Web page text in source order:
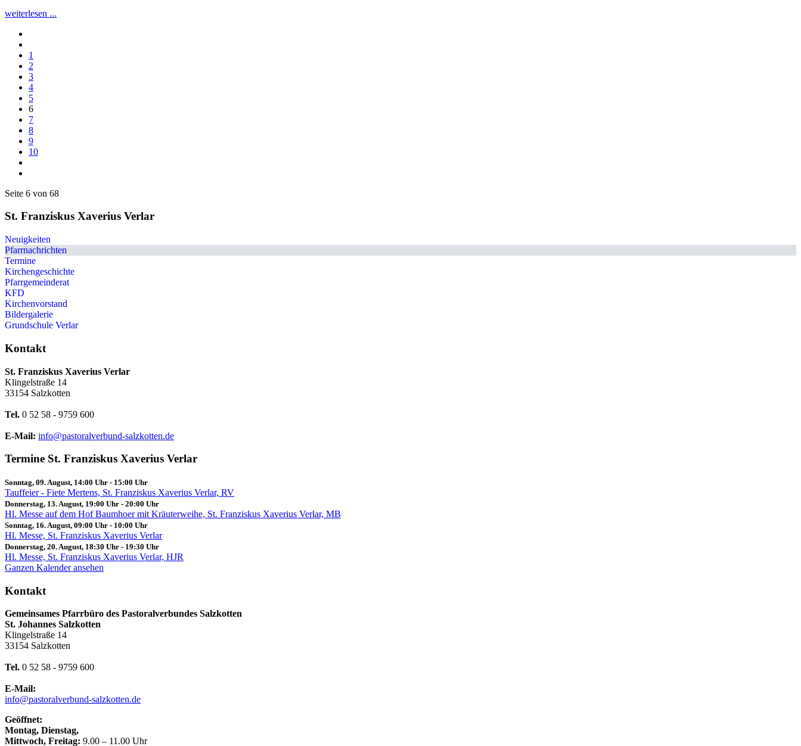
weiterlesen ...
1
2
3
4
5
6
7
8
9
10
Seite 6 von 68
St. Franziskus Xaverius Verlar
Neuigkeiten
Pfarrnachrichten
Termine
Kirchengeschichte
Pfarrgemeinderat
KFD
Kirchenvorstand
Bildergalerie
Grundschule Verlar
Kontakt
St. Franziskus Xaverius Verlar
Klingelstraße 14
33154 Salzkotten
Tel. 0 52 58 - 9759 600
E-Mail: info@pastoralverbund-salzkotten.de
Termine St. Franziskus Xaverius Verlar
Sonntag, 09. August, 14:00 Uhr - 15:00 Uhr
Tauffeier - Fiete Mertens, St. Franziskus Xaverius Verlar, RV
Donnerstag, 13. August, 19:00 Uhr - 20:00 Uhr
Hl. Messe auf dem Hof Baumhoer mit Kräuterweihe, St. Franziskus Xaverius Verlar, MB
Sonntag, 16. August, 09:00 Uhr - 10:00 Uhr
Hl. Messe, St. Franziskus Xaverius Verlar
Donnerstag, 20. August, 18:30 Uhr - 19:30 Uhr
Hl. Messe, St. Franziskus Xaverius Verlar, HJR
Ganzen Kalender ansehen
Kontakt
Gemeinsames Pfarrbüro des Pastoralverbundes Salzkotten
St. Johannes Salzkotten
Klingelstraße 14
33154 Salzkotten
Tel. 0 52 58 - 9759 600
E-Mail:
info@pastoralverbund-salzkotten.de
Geöffnet:
Montag, Dienstag,
Mittwoch, Freitag: 9.00 – 11.00 Uhr